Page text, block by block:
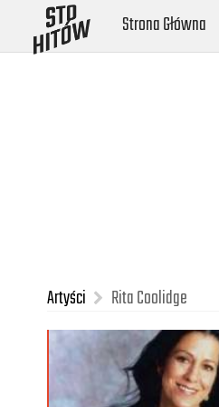
Strona Główna
Artyści Rita Coolidge